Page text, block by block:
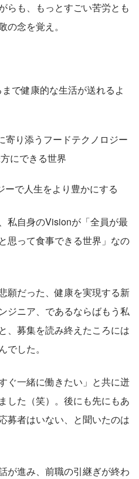
らも、もっとすごい苦労とも
の念を覚え。
で健康的な生活が送れるよ
寄り添うフードテクノロジー
にできる世界
ーで人生をより豊かにする
私自身のVisionが「全員が最
思って食事できる世界」なの
願だった、健康を実現する新
ジニア、であるならばもう私
、募集を読み終えたころには
した。
ぐ一緒に働きたい」と共に迸
した（笑）。後にも先にもあ
募者はいない、と聞いたのは
が進み、前職の引継ぎが終わ